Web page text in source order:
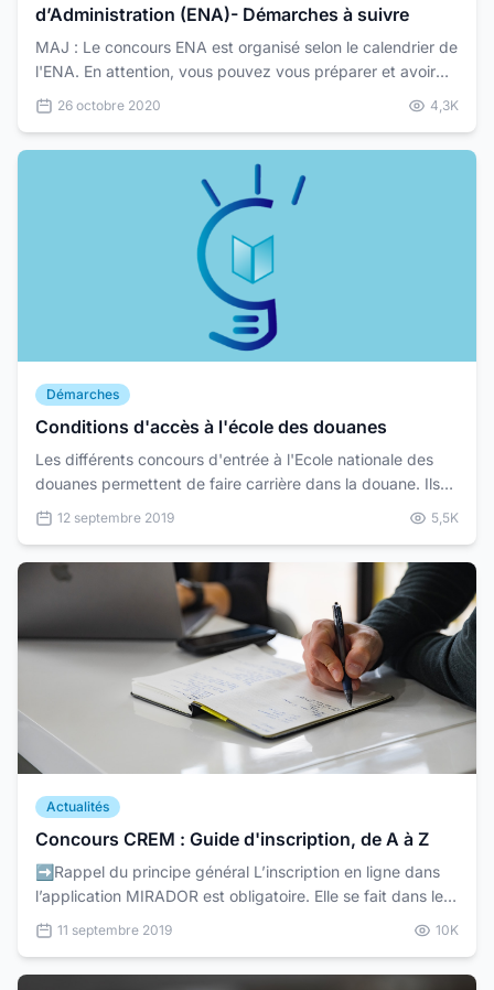
d’Administration (ENA)- Démarches à suivre
MAJ : Le concours ENA est organisé selon le calendrier de
l'ENA. En attention, vous pouvez vous préparer et avoir
tous les documents nécessaire, dès maintenan...
26 octobre 2020 4,3K
Démarches
Conditions d'accès à l'école des douanes
Les différents concours d'entrée à l'Ecole nationale des
douanes permettent de faire carrière dans la douane. Ils
permettent d'entrer dans les corps des contrôl...
12 septembre 2019 5,5K
Actualités
Concours CREM : Guide d'inscription, de A à Z
➡️Rappel du principe général L’inscription en ligne dans
l’application MIRADOR est obligatoire. Elle se fait dans le
site officiel www.crem.mirador.education.sn...
11 septembre 2019 10K